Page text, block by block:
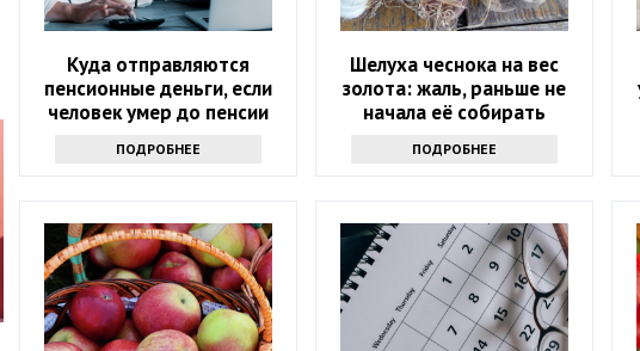
Куда отправляются
пенсионные деньги, если
человек умер до пенсии
ПОДРОБНЕЕ
Шелуха чеснока на вес
золота: жаль, раньше не
начала её собирать
ПОДРОБНЕЕ